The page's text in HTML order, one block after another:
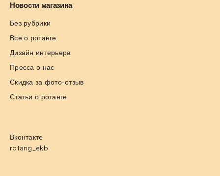
Новости магазина
Без рубрики
Все о ротанге
Дизайн интерьера
Пресса о нас
Скидка за фото-отзыв
Статьи о ротанге
Вконтакте
rotang_ekb